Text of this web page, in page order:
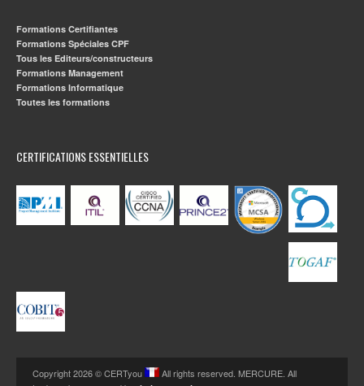
Formations Certifiantes
Formations Spéciales CPF
Tous les Editeurs/constructeurs
Formations Management
Formations Informatique
Toutes les formations
CERTIFICATIONS ESSENTIELLES
Copyright 2026 © CERTyou
All rights reserved. MERCURE. All